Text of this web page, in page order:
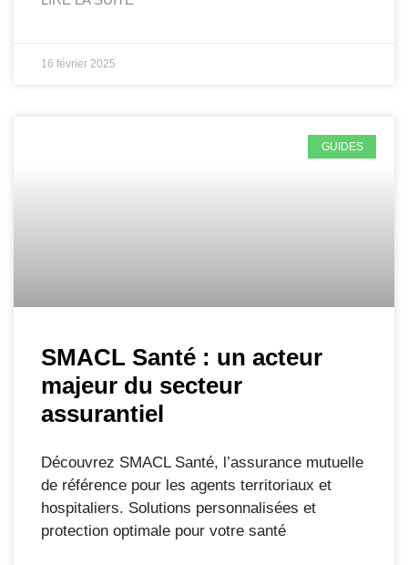
16 février 2025
GUIDES
SMACL Santé : un acteur
majeur du secteur
assurantiel
Découvrez SMACL Santé, l’assurance mutuelle
de référence pour les agents territoriaux et
hospitaliers. Solutions personnalisées et
protection optimale pour votre santé